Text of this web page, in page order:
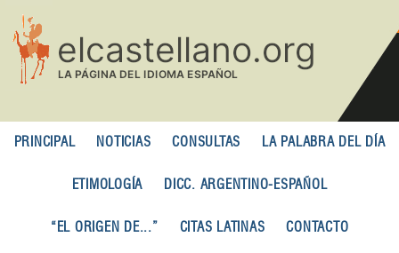
contenido
principal
PRINCIPAL NOTICIAS CONSULTAS LA PALABRA DEL DÍA
ETIMOLOGÍA DICC. ARGENTINO-ESPAÑOL
“EL ORIGEN DE...” CITAS LATINAS CONTACTO